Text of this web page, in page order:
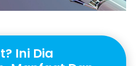
Ini Dia